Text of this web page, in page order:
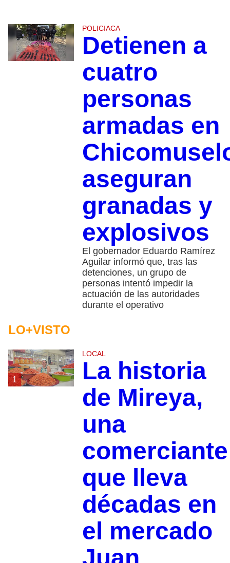
POLICIACA
Detienen a
cuatro
personas
armadas en
aseguran
granadas y
explosivos
El gobernador Eduardo Ramírez
Aguilar informó que, tras las
detenciones, un grupo de
personas intentó impedir la
actuación de las autoridades
durante el operativo
LO+VISTO
1
LOCAL
La historia
de Mireya,
una
comerciante
que lleva
décadas en
el mercado